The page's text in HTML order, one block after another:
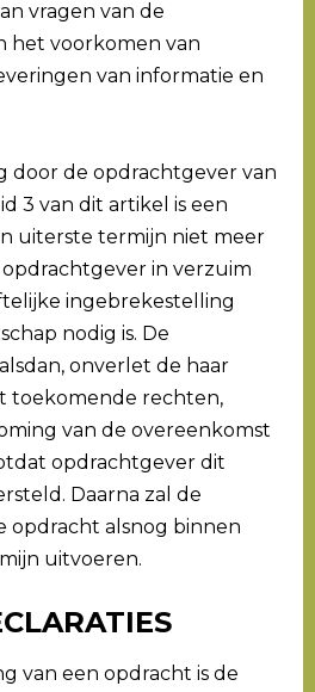
vragen van de
het voorkomen van
van informatie en
door de opdrachtgever van
3 van dit artikel is een
uiterste termijn niet meer
in verzuim
ingebrekestelling
nodig is. De
onverlet de haar
toekomende rechten,
van de overeenkomst
opdrachtgever dit
Daarna zal de
opdracht alsnog binnen
uitvoeren.
van een opdracht is de